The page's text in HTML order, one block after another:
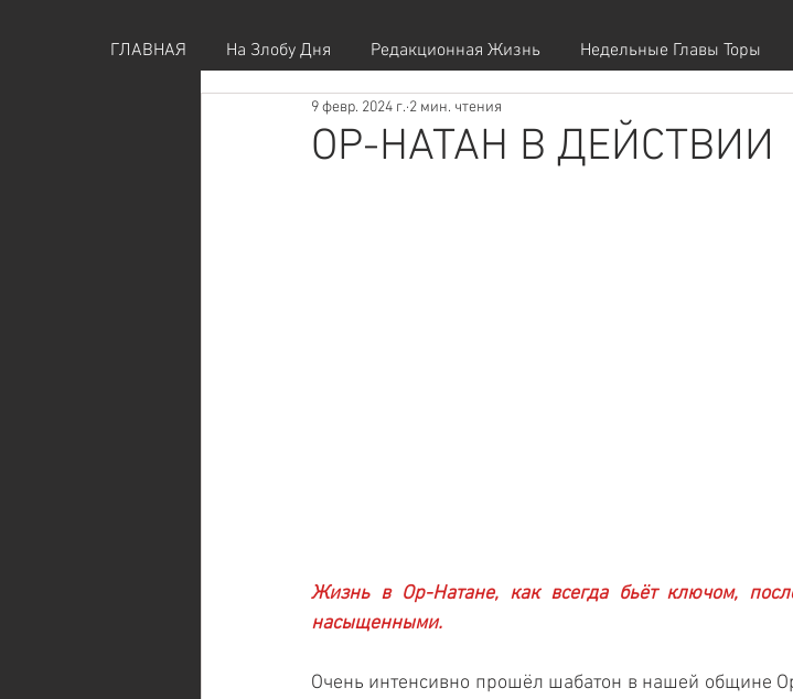
ГЛАВНАЯ На Злобу Дня Редакционная Жизнь Недельные Главы Торы
ОР-НАТАН В ДЕЙСТВИИ
9 февр. 2024 г. 2 мин. чтения
Жизнь в Ор-Натане, как всегда бьёт ключом,
насыщенными.
Очень интенсивно прошёл шабатон в нашей общине